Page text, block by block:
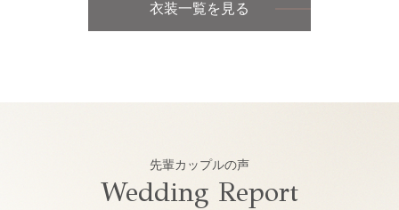
衣装一覧を見る
先輩カップルの声
Wedding Report